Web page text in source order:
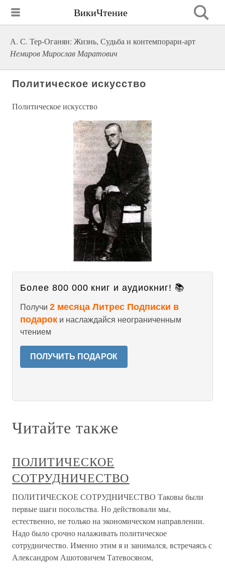
ВикиЧтение
А. С. Тер-Оганян: Жизнь, Судьба и контемпорари-арт
Немиров Мирослав Маратович
Политическое искусство
Политическое искусство
Более 800 000 книг и аудиокниг! 📚
Получи 2 месяца Литрес Подписки в
подарок и наслаждайся неограниченным
чтением
ПОЛУЧИТЬ ПОДАРОК
Читайте также
ПОЛИТИЧЕСКОЕ
СОТРУДНИЧЕСТВО
ПОЛИТИЧЕСКОЕ СОТРУДНИЧЕСТВО Таковы были
первые шаги посольства. Но действовали мы,
естественно, не только на экономическом направлении.
Надо было срочно налаживать политическое
сотрудничество. Именно этим я и занимался, встречаясь с
Александром Ашотовичем Татевосяном,